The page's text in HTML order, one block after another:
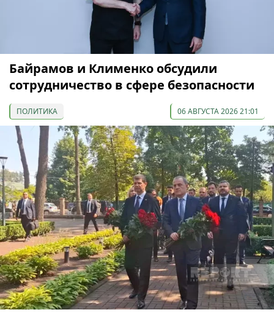
Байрамов и Клименко обсудили
сотрудничество в сфере безопасности
ПОЛИТИКА 06 АВГУСТА 2026 21:01